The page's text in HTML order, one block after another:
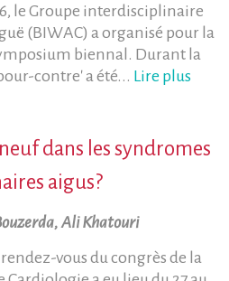
le Groupe interdisciplinaire
(BIWAC) a organisé pour la
biennal. Durant la
contre' a été... Lire plus
dans les syndromes
aigus?
Ali Khatouri
vous du congrès de la